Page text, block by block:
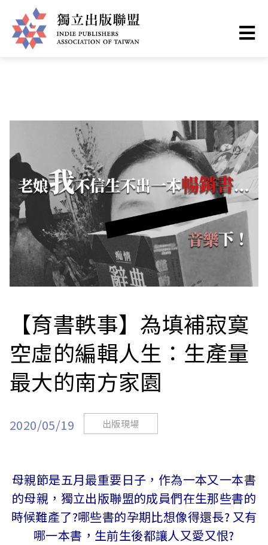
至
主
版
聯
盟
網
站
您
首頁 ❯ 出版現場
【育書軼事】為填補寂寞
空虛的編輯人生：生產量
最大的南方家園
2020/05/19 出版現場
母親節是五月最重要日子，作為一本又一本書
的母親，獨立出版聯盟的成員們在生那些書的
時候難產了?哪些書的孕期比想像得還長? 又有
哪一本書，生前生後都讓人又愛又恨?